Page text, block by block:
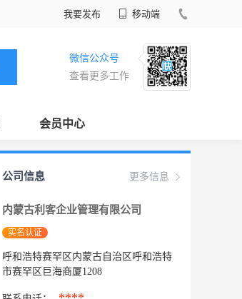
我要发布 移动端
微信公众号
查看更多工作
会员中心
更多信息
公司信息
内蒙古利客企业管理有限公司
实名认证
呼和浩特赛罕区内蒙古自治区呼和浩特
市赛罕区巨海商厦1208